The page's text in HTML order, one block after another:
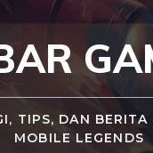
TIPS, DAN BERITA
MOBILE LEGENDS